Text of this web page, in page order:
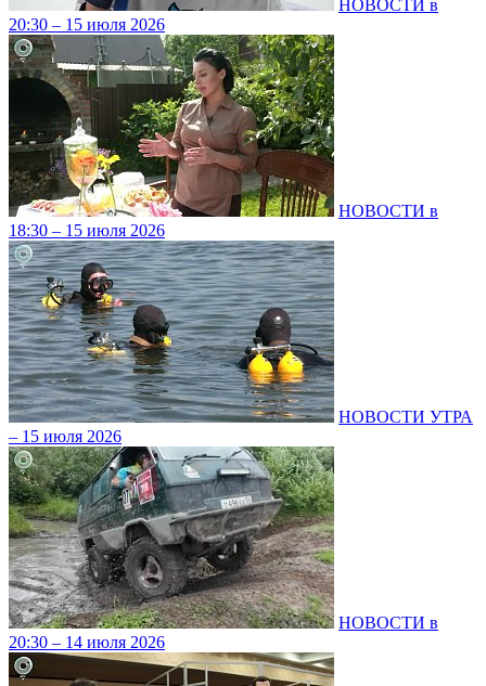
НОВОСТИ в
20:30 – 15 июля 2026
НОВОСТИ в
18:30 – 15 июля 2026
НОВОСТИ УТРА
– 15 июля 2026
НОВОСТИ в
20:30 – 14 июля 2026